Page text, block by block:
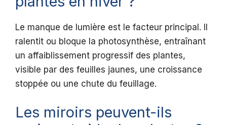
Le manque de lumière est le facteur principal. Il
ralentit ou bloque la photosynthèse, entraînant
un affaiblissement progressif des plantes,
visible par des feuilles jaunes, une croissance
stoppée ou une chute du feuillage.
Les miroirs peuvent-ils